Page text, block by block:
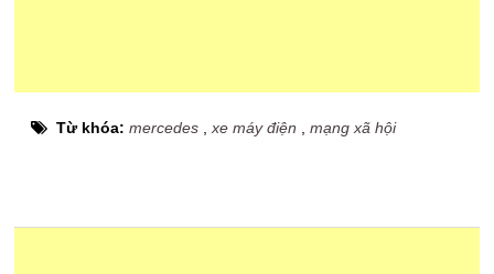
Từ khóa:mercedes ,xe máy điện ,mạng xã hội